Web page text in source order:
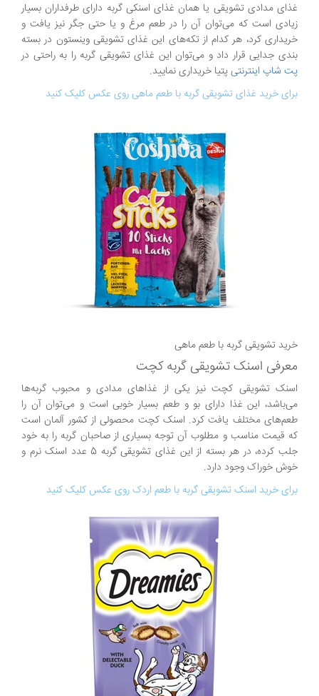
غذای مدادی تشویقی یا همان غذای اسنکی گربه دارای طرفداران بسیار
زیادی است که می‌توان آن را در طعم مرغ و یا حتی جگر نیز یافت و
خریداری کرد، هر کدام از تکه‌های این غذای تشویقی وینستون در بسته
بندی جدایی قرار داد و می‌توان این غذای تشویقی گربه را به راحتی در
پت شاپ اینترنتیپتیا خریداری نمایید.
برای خرید غذای تشویقی گربه با طعم ماهی روی عکس کلیک کنید
خرید تشویقی گربه با طعم ماهی
معرفی اسنک تشویقی گربه کچت
اسنک تشویقی کچت نیز یکی از غذاهای مدادی و محبوب گربه‌ها
می‌باشد، این غذا دارای بو و طعم بسیار خوبی است و می‌توان آن را
طعم‌های مختلف یافت کرد. اسنک کچت محصولی از کشور آلمان است
که قیمت مناسب و مطلوب آن توجه بسیاری از صاحبان گربه را به خود
جلب کرده، در هر بسته از این غذای تشویقی گربه 5 عدد اسنک نرم و
خوش خوراک وجود دارد.
برای خرید اسنک تشویقی گربه با طعم اردک روی عکس کلیک کنید